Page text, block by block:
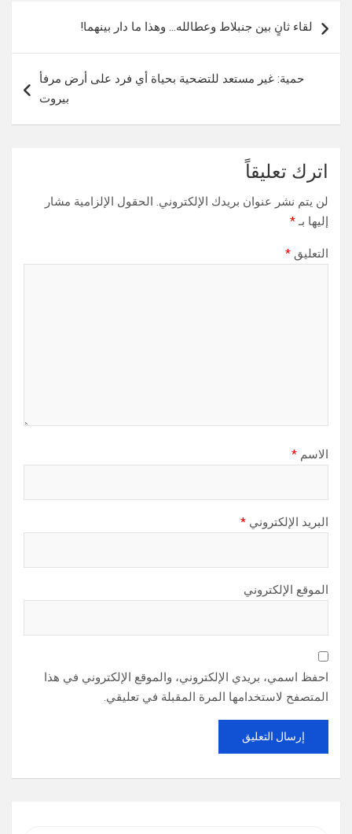
المقالات
لقاء ثانٍ بين جنبلاط وعطالله… وهذا ما دار بينهما!
حمية: غير مستعد للتضحية بحياة أي فرد على أرض مرفأ
بيروت
اترك تعليقاً
لن يتم نشر عنوان بريدك الإلكتروني. الحقول الإلزامية مشار
إليها بـ*
التعليق *
الاسم *
البريد الإلكتروني *
الموقع الإلكتروني
احفظ اسمي، بريدي الإلكتروني، والموقع الإلكتروني في هذا
المتصفح لاستخدامها المرة المقبلة في تعليقي.